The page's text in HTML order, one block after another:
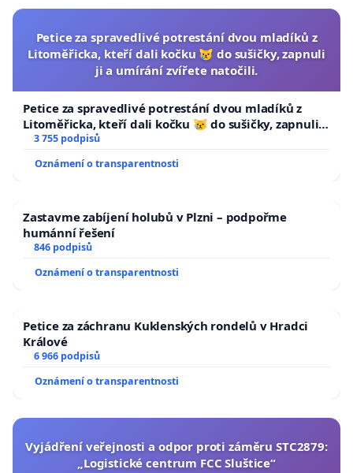
Petice za spravedlivé potrestání dvou mladíků z
Litoměřicka, kteří dali kočku 😿 do sušičky, zapnuli
ji a umírání zvířete natočili.
Petice za spravedlivé potrestání dvou mladíků z
Litoměřicka, kteří dali kočku 😿 do sušičky, zapnuli ji
a umírání zvířete natočili.
3 755 podpisů
Oznámení o transparentnosti
Zastavme zabíjení holubů v Plzni – podpořme
humánní řešení
846 podpisů
Oznámení o transparentnosti
Petice za záchranu Kuklenských rondelů v Hradci
Králové
6 966 podpisů
Oznámení o transparentnosti
Vyjádření veřejnosti a odpor proti záměru STC2879:
„Logistické centrum FCC Sluštice“